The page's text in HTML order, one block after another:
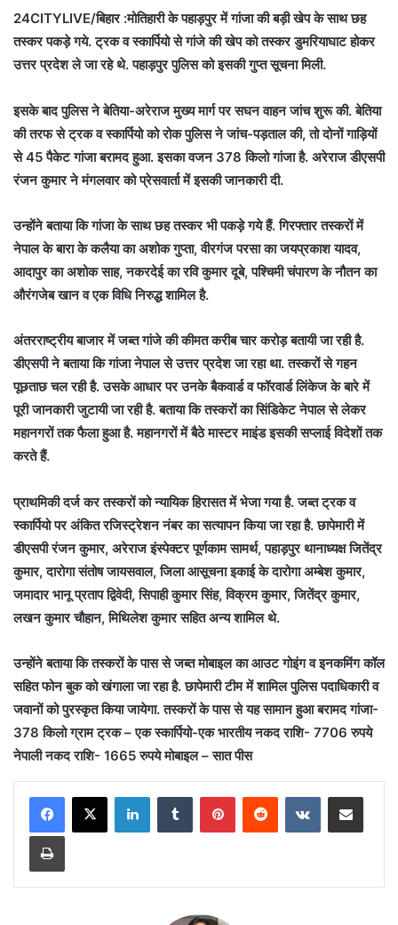
24CITYLIVE/बिहार :मोतिहारी के पहाड़पुर में गांजा की बड़ी खेप के साथ छह
तस्कर पकड़े गये. ट्रक व स्कार्पियो से गांजे की खेप को तस्कर डुमरियाघाट होकर
उत्तर प्रदेश ले जा रहे थे. पहाड़पुर पुलिस को इसकी गुप्त सूचना मिली.
इसके बाद पुलिस ने बेतिया-अरेराज मुख्य मार्ग पर सघन वाहन जांच शुरू की. बेतिया
की तरफ से ट्रक व स्कार्पियो को रोक पुलिस ने जांच-पड़ताल की, तो दोनों गाड़ियों
से 45 पैकेट गांजा बरामद हुआ. इसका वजन 378 किलो गांजा है. अरेराज डीएसपी
रंजन कुमार ने मंगलवार को प्रेसवार्ता में इसकी जानकारी दी.
उन्होंने बताया कि गांजा के साथ छह तस्कर भी पकड़े गये हैं. गिरफ्तार तस्करों में
नेपाल के बारा के कलैया का अशोक गुप्ता, वीरगंज परसा का जयप्रकाश यादव,
आदापुर का अशोक साह, नकरदेई का रवि कुमार दूबे, पश्चिमी चंपारण के नौतन का
औरंगजेब खान व एक विधि निरुद्ध शामिल है.
अंतरराष्ट्रीय बाजार में जब्त गांजे की कीमत करीब चार करोड़ बतायी जा रही है.
डीएसपी ने बताया कि गांजा नेपाल से उत्तर प्रदेश जा रहा था. तस्करों से गहन
पूछताछ चल रही है. उसके आधार पर उनके बैकवार्ड व फॉरवार्ड लिंकेज के बारे में
पूरी जानकारी जुटायी जा रही है. बताया कि तस्करों का सिंडिकेट नेपाल से लेकर
महानगरों तक फैला हुआ है. महानगरों में बैठे मास्टर माइंड इसकी सप्लाई विदेशों तक
करते हैं.
प्राथमिकी दर्ज कर तस्करों को न्यायिक हिरासत में भेजा गया है. जब्त ट्रक व
स्कार्पियो पर अंकित रजिस्ट्रेशन नंबर का सत्यापन किया जा रहा है. छापेमारी में
डीएसपी रंजन कुमार, अरेराज इंस्पेक्टर पूर्णकाम सामर्थ, पहाड़पुर थानाध्यक्ष जितेंद्र
कुमार, दारोगा संतोष जायसवाल, जिला आसूचना इकाई के दारोगा अम्बेश कुमार,
जमादार भानू प्रताप द्विवेदी, सिपाही कुमार सिंह, विक्रम कुमार, जितेंद्र कुमार,
लखन कुमार चौहान, मिथिलेश कुमार सहित अन्य शामिल थे.
उन्होंने बताया कि तस्करों के पास से जब्त मोबाइल का आउट गोइंग व इनकमिंग कॉल
सहित फोन बुक को खंगाला जा रहा है. छापेमारी टीम में शामिल पुलिस पदाधिकारी व
जवानों को पुरस्कृत किया जायेगा. तस्करों के पास से यह सामान हुआ बरामद गांजा-
378 किलो ग्राम ट्रक – एक स्कार्पियो-एक भारतीय नकद राशि- 7706 रुपये
नेपाली नकद राशि- 1665 रुपये मोबाइल – सात पीस
LinkedInTumblr PinterestReddit VKontakteShare via Email
Print